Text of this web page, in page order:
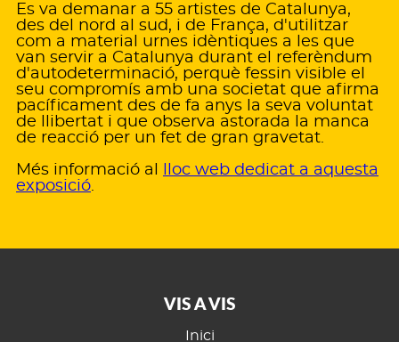
Es va demanar a 55 artistes de Catalunya,
des del nord al sud, i de França, d'utilitzar
com a material urnes idèntiques a les que
van servir a Catalunya durant el referèndum
d'autodeterminació, perquè fessin visible el
seu compromís amb una societat que afirma
pacíficament des de fa anys la seva voluntat
de llibertat i que observa astorada la manca
de reacció per un fet de gran gravetat.
Més informació al
lloc web dedicat a aquesta
exposició.
VIS A VIS
Inici